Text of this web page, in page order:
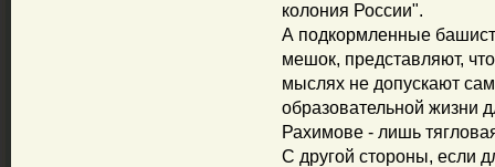
колония России".
А подкормленные
мешок, представляют,
мыслях не допускают
образовательной жизни
Рахимове - лишь
С другой стороны, если